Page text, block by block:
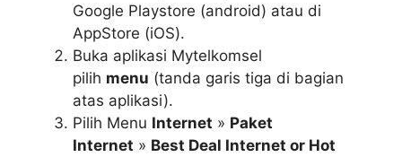
Google Playstore (android) atau di
AppStore (iOS).
Buka aplikasi Mytelkomsel
pilih menu (tanda garis tiga di bagian
atas aplikasi).
Pilih Menu Internet » Paket
Internet » Best Deal Internet or Hot